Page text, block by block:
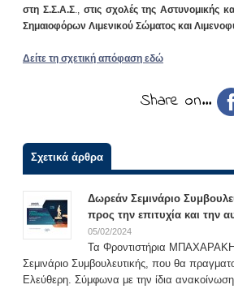
στη Σ.Σ.Α.Σ.,στις σχολές της Αστυνομικής
Σημαιοφόρων Λιμενικού Σώματος και
Δείτε τη σχετική απόφαση εδώ
Share on…
Σχετικά άρθρα
Δωρεάν Σεμινάριο
προς την επιτυχία και την
05/02/2024
Τα Φροντιστήρια
Σεμινάριο Συμβουλευτικής, που θα
Ελεύθερη. Σύμφωνα με την ίδια